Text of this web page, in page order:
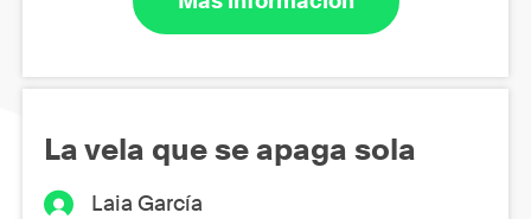
La vela que se apaga sola
Laia García